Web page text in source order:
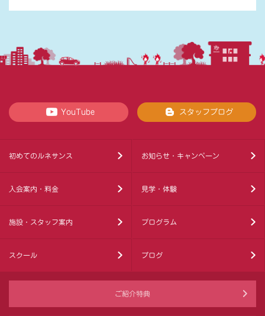
YouTube スタッフブログ
初めてのルネサンス お知らせ・キャンペーン
入会案内・料金 見学・体験
施設・スタッフ案内 プログラム
スクール ブログ
ご紹介特典